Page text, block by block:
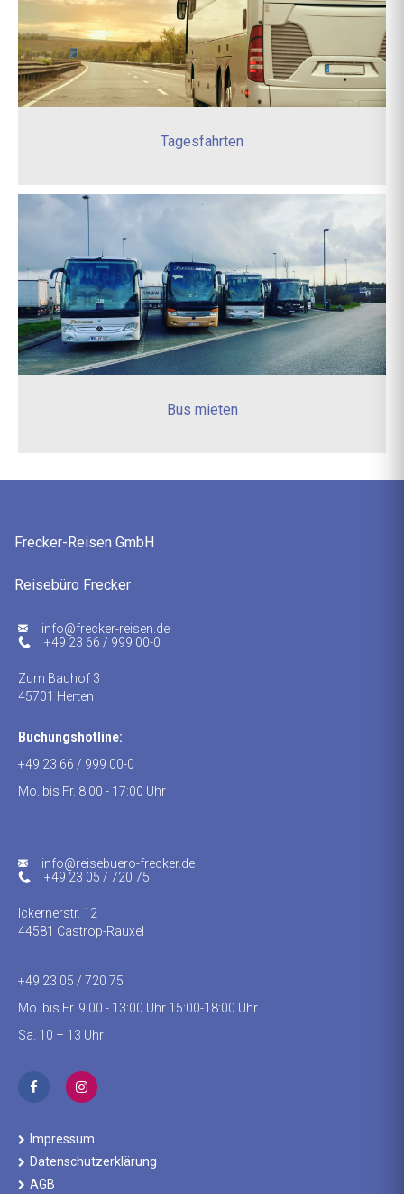
Tagesfahrten
Bus mieten
Frecker-Reisen GmbH
Reisebüro Frecker
ed.nesier-rekcerf@ofni
+49 23 66 / 999 00-0
Zum Bauhof 3
45701 Herten
Buchungshotline:
+49 23 66 / 999 00-0
Mo. bis Fr. 8:00 - 17:00 Uhr
info@reisebuero-frecker.de
+49 23 05 / 720 75
Ickernerstr. 12
44581 Castrop-Rauxel
+49 23 05 / 720 75
Mo. bis Fr. 9:00 - 13:00 Uhr 15:00-18:00 Uhr
Sa. 10 – 13 Uhr
Impressum
Datenschutzerklärung
AGB